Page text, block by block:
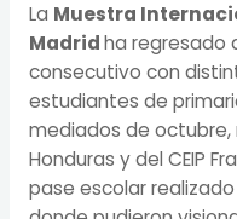
La Muestra
Madridha regresado
consecutivo con
estudiantes de
mediados de octubre,
Honduras y del CEIP
pase escolar